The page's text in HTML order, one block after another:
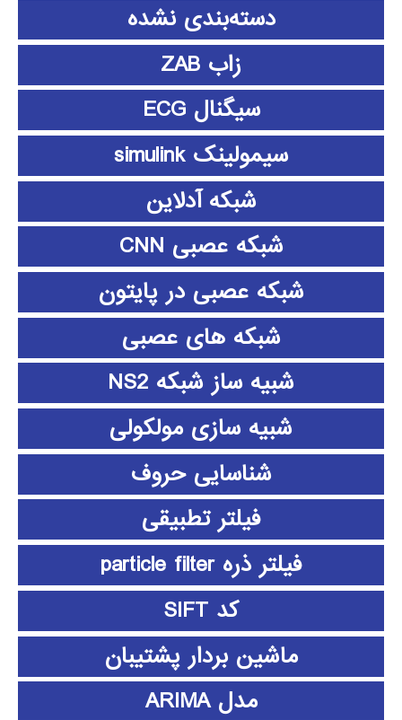
دسته‌بندی نشده
زاب ZAB
سیگنال ECG
سیمولینک simulink
شبکه آدلاین
شبکه عصبی CNN
شبکه عصبی در پایتون
شبکه های عصبی
شبیه ساز شبکه NS2
شبیه سازی مولکولی
شناسایی حروف
فیلتر تطبیقی
فیلتر ذره particle filter
کد SIFT
ماشین بردار پشتیبان
مدل ARIMA